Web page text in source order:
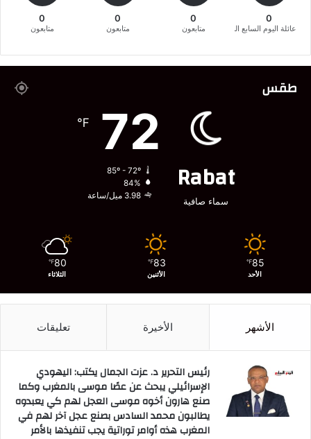
0
عائلة اليوم السابع المغربية
0
متابعون
0
متابعون
0
متابعون
طقس
Rabat
سماء صافية
72
℉
85º - 72º
84%
3.98 ميل/ساعة
85
℉
الأحد
83
℉
الأثنين
80
℉
الثلاثاء
الأشهر الأخيرة تعليقات
رئيس التحرير د. عزت الجمال يكتب: اليهودي
الإسرائيلي يبحث عن عصًا موسى بالمغرب وكما
صنع هارون أخوه موسى العجل لهم كي يعبدوه
يطالبون محمد السادس بصنع عجل آخر لهم في
المغرب هذه أوامر توراتية يجب تنفيذها بالأمر